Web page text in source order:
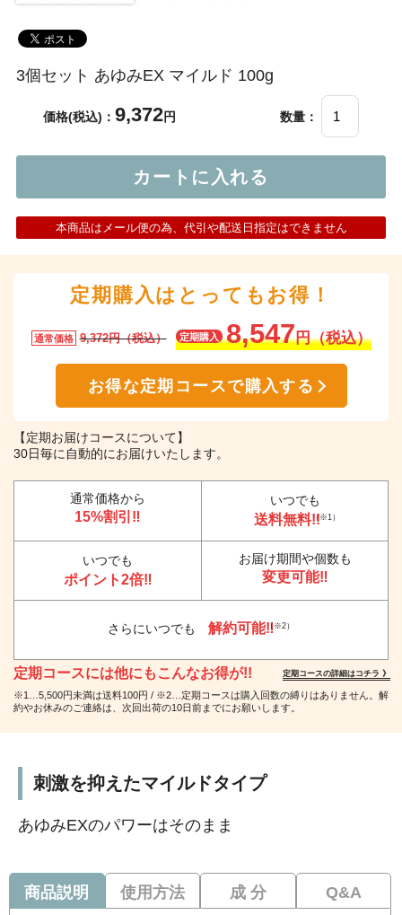
3個セット あゆみEX マイルド 100g
価格(税込)： 9,372円 数量：
本商品はメール便の為、代引や配送日指定はできません
定期購入はとってもお得！
通常価格 9,372円（税込） 定期購入 8,547円（税込）
お得な定期コースで購入する
【定期お届けコースについて】
30日毎に自動的にお届けいたします。
通常価格から
15%割引‼
いつでも
送料無料!!（※1）
いつでも
ポイント2倍‼
お届け期間や個数も
変更可能‼
さらにいつでも 解約可能‼（※2）
定期コースには他にもこんなお得が!! 定期コースの詳細はコチラ 》
※1…5,500円未満は送料100円 / ※2…定期コースは購入回数の縛りはありません。解
約やお休みのご連絡は、次回出荷の10日前までにお願いします。
刺激を抑えたマイルドタイプ
あゆみEXのパワーはそのまま
商品説明 使用方法 成 分 Q&A